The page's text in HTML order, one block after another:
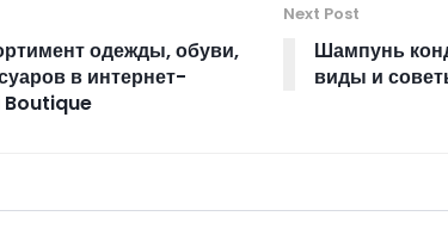
одежды, обуви,
в интернет-
Boutique
Next Post
Шампунь
виды и